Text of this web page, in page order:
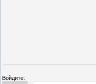
Войдите: